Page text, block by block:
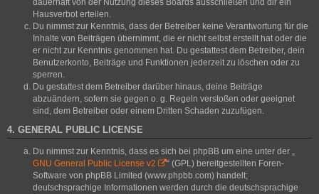
Hausverbot erteilen.
Du nimmst zur Kenntnis, dass der Betreiber keine Verantwortung für die
Inhalte von Beiträgen übernimmt, die er nicht selbst erstellt hat oder die
er nicht zur Kenntnis genommen hat. Du gestattest dem Betreiber, dein
Benutzerkonto, Beiträge und Funktionen jederzeit zu löschen oder zu
sperren.
Du gestattest dem Betreiber darüber hinaus, deine Beiträge
abzuändern, sofern sie gegen o. g. Regeln verstoßen oder geeignet
sind, dem Betreiber oder einem Dritten Schaden zuzufügen.
4. GENERAL PUBLIC LICENSE
Du nimmst zur Kenntnis, dass es sich bei phpBB um eine unter der „
GNU General Public License v2
“ (GPL) bereitgestellten Foren-
Software von phpBB Limited (www.phpbb.com) handelt;
deutschsprachige Informationen werden durch die deutschsprachige